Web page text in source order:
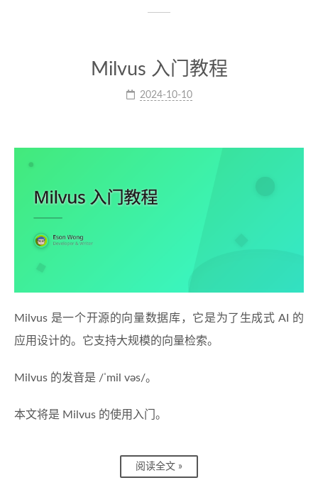
Milvus 入门教程
2024-10-10
Milvus 是一个开源的向量数据库，它是为了生成式 AI 的
应用设计的。它支持大规模的向量检索。
Milvus 的发音是 /ˈmil vəs/。
本文将是 Milvus 的使用入门。
阅读全文 »